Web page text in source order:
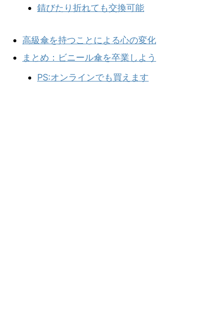
錆びたり折れても交換可能
高級傘を持つことによる心の変化
まとめ：ビニール傘を卒業しよう
PS:オンラインでも買えます